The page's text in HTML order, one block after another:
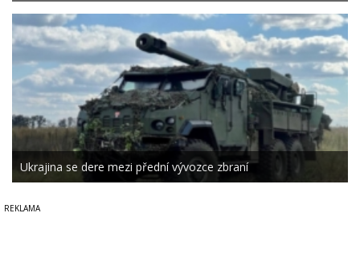
Ukrajina se dere mezi přední vývozce zbraní